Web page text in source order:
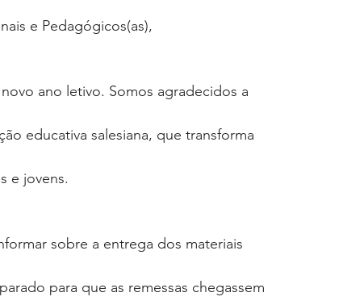
e Pedagógicos(as),
ano letivo. Somos agradecidos a
educativa salesiana, que transforma
e jovens.
sobre a entrega dos materiais
para que as remessas chegassem